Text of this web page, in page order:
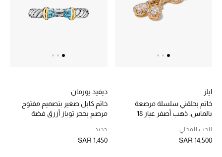
العناية الشخصية بالرجال
عرض جميع المنتجات
ايلز
خاتم بحلقتي سلسلة مرصعة
بالماس، ذهب أصفر عيار 18
الحب للمحلي
SAR 14,500
ديفيد يورمان
خاتم كابل صغير بتصميم مفتوح
مرصع بحجر توباز أزرق فضة
جديد
SAR 1,450